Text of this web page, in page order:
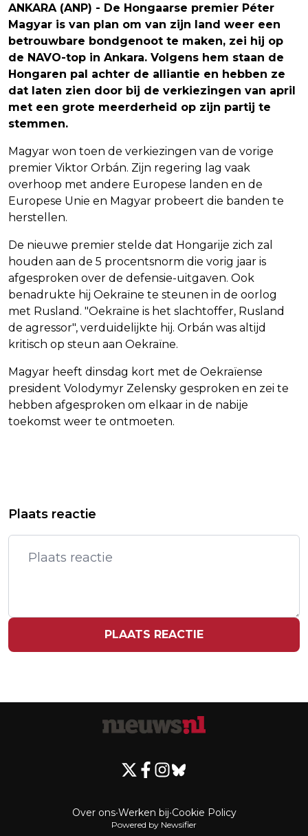
ANKARA (ANP) - De Hongaarse premier Péter
Magyar is van plan om van zijn land weer een
betrouwbare bondgenoot te maken, zei hij op
de NAVO-top in Ankara. Volgens hem staan de
Hongaren pal achter de alliantie en hebben ze
dat laten zien door bij de verkiezingen van april
met een grote meerderheid op zijn partij te
stemmen.
Magyar won toen de verkiezingen van de vorige
premier Viktor Orbán. Zijn regering lag vaak
overhoop met andere Europese landen en de
Europese Unie en Magyar probeert die banden te
herstellen.
De nieuwe premier stelde dat Hongarije zich zal
houden aan de 5 procentsnorm die vorig jaar is
afgesproken over de defensie-uitgaven. Ook
benadrukte hij Oekraïne te steunen in de oorlog
met Rusland. "Oekraïne is het slachtoffer, Rusland
de agressor", verduidelijkte hij. Orbán was altijd
kritisch op steun aan Oekraïne.
Magyar heeft dinsdag kort met de Oekraïense
president Volodymyr Zelensky gesproken en zei te
hebben afgesproken om elkaar in de nabije
toekomst weer te ontmoeten.
WINT DOOR STIJGING OLIEPRIJZEN
RECHTBANK BEHANDELT
STALKINGZAAK ROND FUNX-DJ
FERNANDO HALMAN
Plaats reactie
PLAATS REACTIE
Over ons•Werken bij•Cookie Policy
Powered by Newsifier